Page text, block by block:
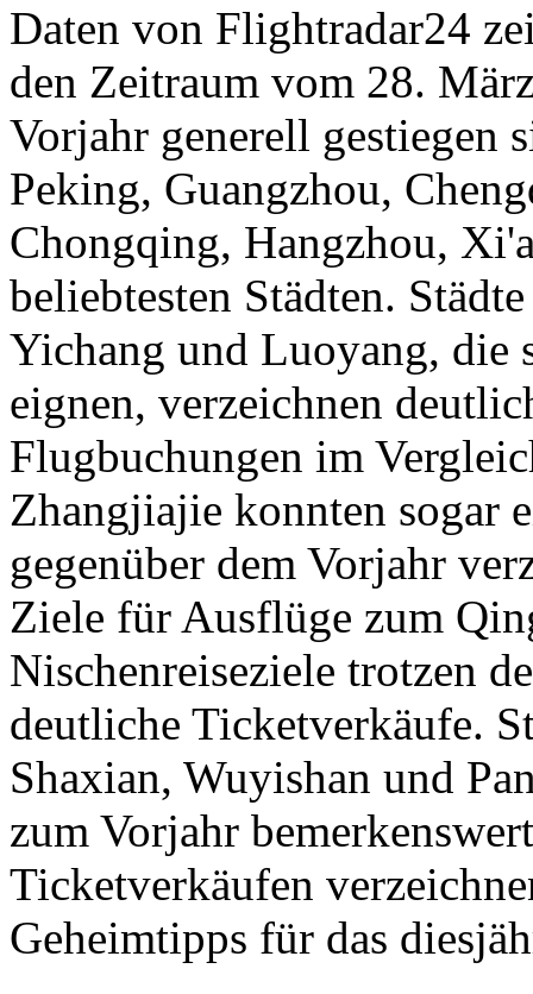
Daten von Flightradar24
den Zeitraum vom 28.
Vorjahr generell gestiegen
Peking, Guangzhou,
Chongqing, Hangzhou,
beliebtesten Städten.
Yichang und Luoyang, die
eignen, verzeichnen
Flugbuchungen im
Zhangjiajie konnten sogar
gegenüber dem Vorjahr
Ziele für Ausflüge zum
Nischenreiseziele trotzen
deutliche Ticketverkäufe.
Shaxian, Wuyishan und
zum Vorjahr
Ticketverkäufen
Geheimtipps für das